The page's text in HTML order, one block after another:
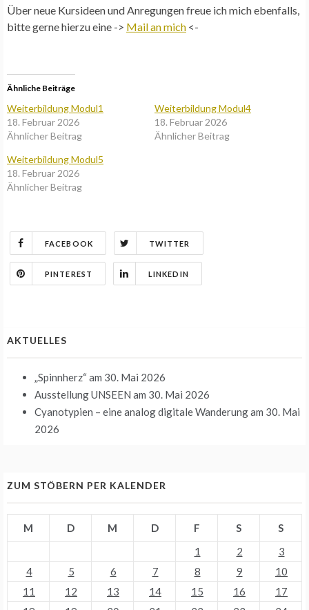
Über neue Kursideen und Anregungen freue ich mich ebenfalls,
bitte gerne hierzu eine -> Mail an mich <-
Ähnliche Beiträge
Weiterbildung Modul1
18. Februar 2026
Ähnlicher Beitrag
Weiterbildung Modul4
18. Februar 2026
Ähnlicher Beitrag
Weiterbildung Modul5
18. Februar 2026
Ähnlicher Beitrag
FACEBOOK TWITTER
PINTEREST LINKEDIN
AKTUELLES
„Spinnherz“ am 30. Mai 2026
Ausstellung UNSEEN am 30. Mai 2026
Cyanotypien – eine analog digitale Wanderungam 30. Mai
2026
ZUM STÖBERN PER KALENDER
M D M D F S
S
1
2
3
4
5 6 7 8 9
10
11
12 13 14 15 16
17